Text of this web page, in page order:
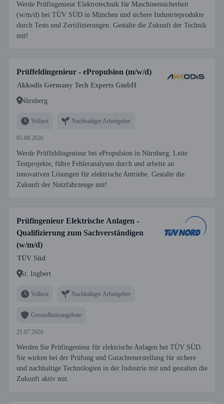
Werde Prüfingenieur Elektrotechnik für Maschinensicherheit
(w/m/d) bei TÜV SÜD in München und sichere Industrieprodukte
durch Tests und Zertifizierungen. Gestalte die Zukunft der Technik
mit!
Prüffeldingenieur - ePropulsion (m/w/d)
Akkodis Germany Tech Experts GmbH
Nürnberg
Vollzeit Nachhaltiger Arbeitgeber
05.08.2026
Werde Prüffeldingenieur bei ePropulsion in Nürnberg. Leite
Testprojekte, führe Fehleranalysen durch und arbeite an
innovativen Lösungen für elektrische Antriebe. Gestalte die
Zukunft der Nutzfahrzeuge mit!
Prüfingenieur Elektrische Anlagen -
Qualifizierung zum Sachverständigen
(w/m/d)
TÜV Süd
St. Ingbert
Vollzeit Nachhaltiger Arbeitgeber
Gesundheitsangebote
21.07.2026
Werden Sie Prüfingenieur für elektrische Anlagen bei TÜV SÜD.
Sie wirken bei der Prüfung und Gutachtenerstellung für sichere
und nachhaltige Technologien in der Industrie mit und gestalten die
Zukunft aktiv mit.